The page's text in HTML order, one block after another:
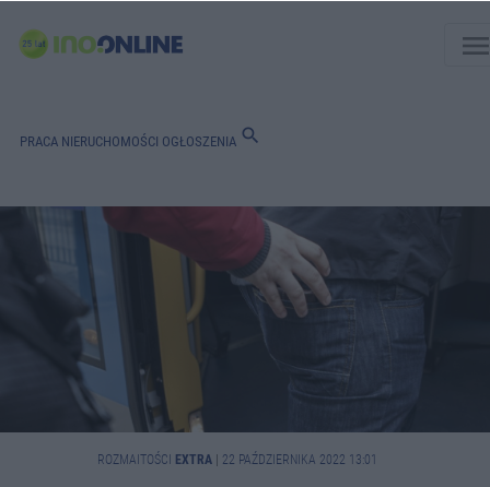
PRACA NIERUCHOMOŚCI OGŁOSZENIA search
ROZMAITOŚCI EXTRA 22 PAŹDZIERNIKA 2022 13:01